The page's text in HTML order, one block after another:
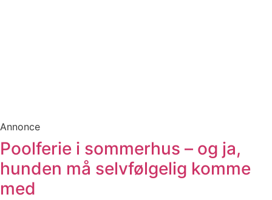
Annonce
Poolferie i sommerhus – og ja,
hunden må selvfølgelig komme
med